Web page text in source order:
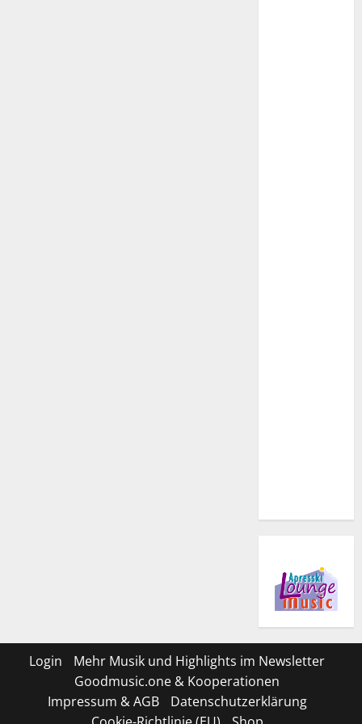
Login
Mehr Musik und Highlights im Newsletter
Goodmusic.one & Kooperationen
Impressum & AGB
Datenschutzerklärung